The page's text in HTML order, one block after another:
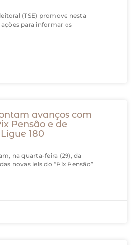
(TSE) promove nesta
para informar os
avanços com
Pensão e de
180
na quarta-feira (29), da
novas leis do “Pix Pensão”